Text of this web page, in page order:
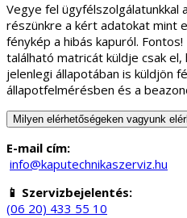
Vegye fel ügyfélszolgálatunkkal
részünkre a kért adatokat mint
fénykép a hibás kapuról.
található matricát küldje csak
jelenlegi állapotában is küldjön
állapotfelmérésben és a
Milyen elérhetőségeken vagyunk
E-mail cím:
info@kaputechnikaszerviz.hu
📱 Szervizbejelentés:
(06 20) 433 55 10